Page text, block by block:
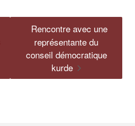
Rencontre avec une
représentante du
conseil démocratique
kurde